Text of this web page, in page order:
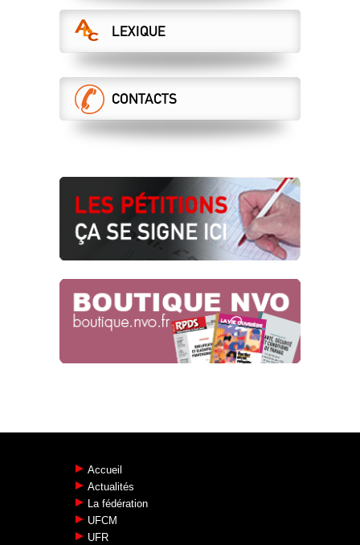
UNE NON-RECONNAISSANCE QUI
PASSE MAL !
Télécoms
09.07.2025
SERVICE ÉLECTRIQUE GÉNÉRAL :
LES SIGNAUX SONT AU ROUGE !
24.06.2025
!
Appel au rassemblement du 23 juin
2025
17.06.2025
LEXIQUE
CONTACTS
Accueil
Actualités
La fédération
UFCM
UFR